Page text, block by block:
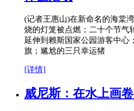
(记者王惠山)在新命名的海棠
烧的灯笼被点燃；二十个节气
延伸到赖斯国家公园游客中心
旗；尴尬的三只幸运猪
[详情]
威尼斯：在水上画